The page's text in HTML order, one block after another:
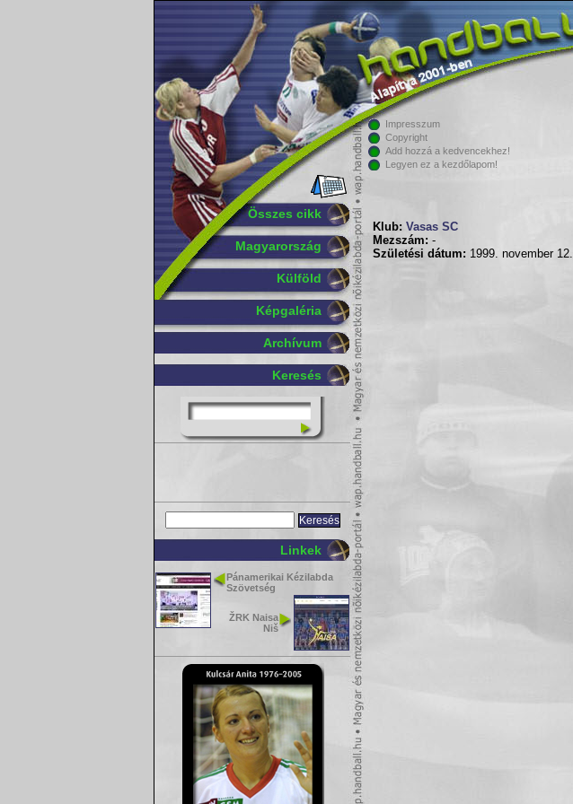
Összes cikk
Magyarország
Külföld
Képgaléria
Archívum
Keresés
Linkek
Pánamerikai Kézilabda
Szövetség
ŽRK Naisa
Niš
Impresszum
Copyright
Add hozzá a kedvencekhez!
Legyen ez a kezdőlapom!
Klub: Vasas SC
Mezszám: -
Születési dátum: 1999. november 12.